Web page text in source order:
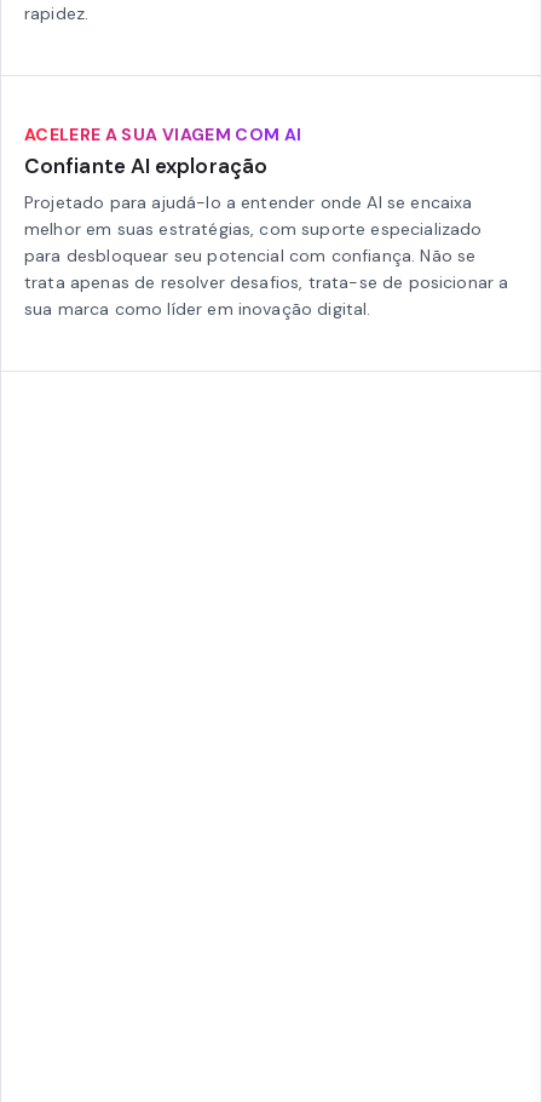
rapidez.
ACELERE A SUA VIAGEM COM AI
Confiante AI exploração
Projetado para ajudá-lo a entender onde AI se encaixa
melhor em suas estratégias, com suporte especializado
para desbloquear seu potencial com confiança. Não se
trata apenas de resolver desafios, trata-se de posicionar a
sua marca como líder em inovação digital.